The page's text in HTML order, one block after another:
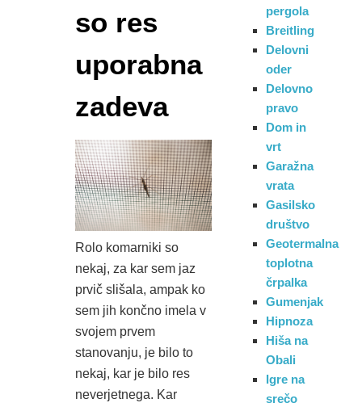
so res
uporabna
zadeva
Rolo komarniki so
nekaj, za kar sem jaz
prvič slišala, ampak ko
sem jih končno imela v
svojem prvem
stanovanju, je bilo to
nekaj, kar je bilo res
neverjetnega. Kar
pergola
Breitling
Delovni
oder
Delovno
pravo
Dom in
vrt
Garažna
vrata
Gasilsko
društvo
Geotermalna
toplotna
črpalka
Gumenjak
Hipnoza
Hiša na
Obali
Igre na
srečo